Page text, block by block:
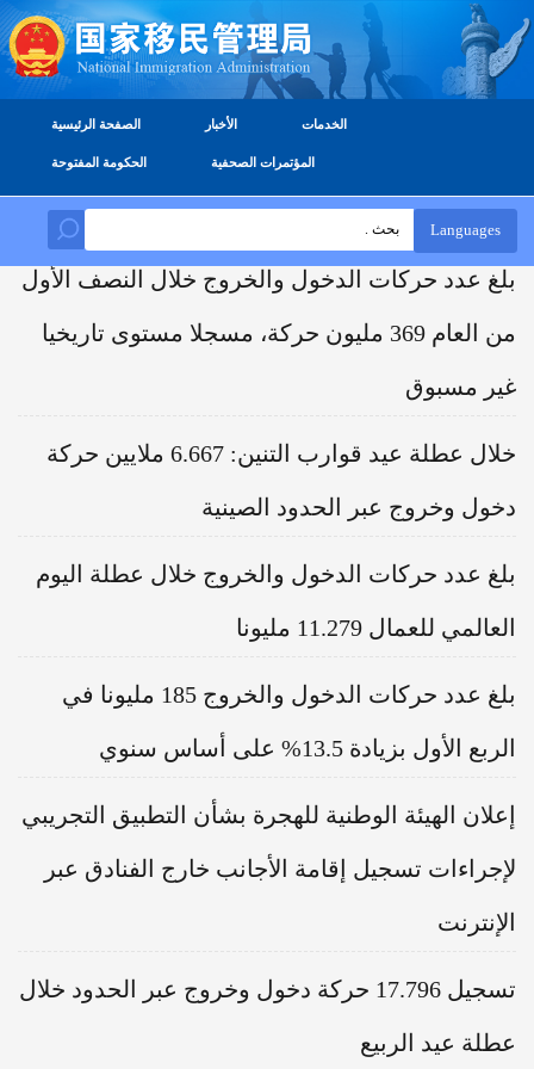
Languages
الصفحة الرئيسية الأخبار الخدمات
الحكومة المفتوحة المؤتمرات الصحفية
بلغ عدد حركات الدخول والخروج خلال النصف الأول
من العام 369 مليون حركة، مسجلا مستوى تاريخيا
غير مسبوق
خلال عطلة عيد قوارب التنين: 6.667 ملايين حركة
دخول وخروج عبر الحدود الصينية
بلغ عدد حركات الدخول والخروج خلال عطلة اليوم
العالمي للعمال 11.279 مليونا
بلغ عدد حركات الدخول والخروج 185 مليونا في
الربع الأول بزيادة 13.5% على أساس سنوي
إعلان الهيئة الوطنية للهجرة بشأن التطبيق التجريبي
لإجراءات تسجيل إقامة الأجانب خارج الفنادق عبر
الإنترنت
تسجيل 17.796 حركة دخول وخروج عبر الحدود خلال
عطلة عيد الربيع